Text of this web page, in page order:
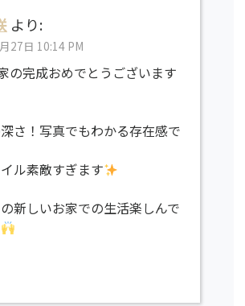
より:
27日 10:14 PM
の完成おめでとうございます
さ！写真でもわかる存在感で
ル素敵すぎます
新しいお家での生活楽しんで